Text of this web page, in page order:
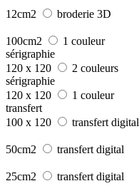
12cm2 broderie 3D
100cm2
1 couleur
sérigraphie
120 x 120
2 couleurs
sérigraphie
120 x 120
1 couleur
transfert
100 x 120
transfert digital
50cm2 transfert digital
25cm2 transfert digital